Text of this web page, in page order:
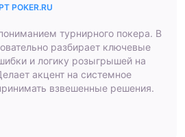
POKER.RU
турнирного покера. В
разбирает ключевые
и логику розыгрышей на
акцент на системное
взвешенные решения.